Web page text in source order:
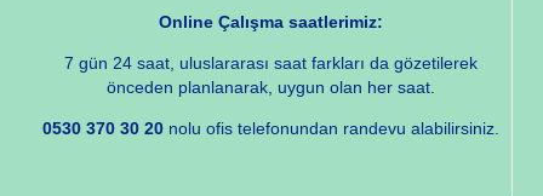
Online Çalışma saatlerimiz:
7 gün 24 saat, uluslararası saat farkları da gözetilerek
önceden planlanarak, uygun olan her saat.
0530 370 30 20 nolu ofis telefonundan randevu alabilirsiniz.